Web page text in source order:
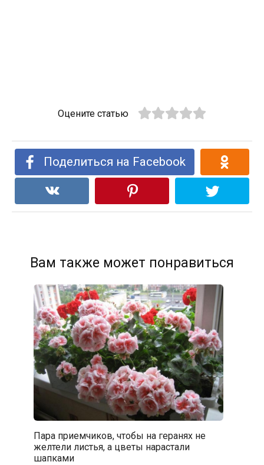
Оцените статью
Поделиться на Facebook
Вам также может понравиться
Пара приемчиков, чтобы на геранях не
желтели листья, а цветы нарастали
шапками